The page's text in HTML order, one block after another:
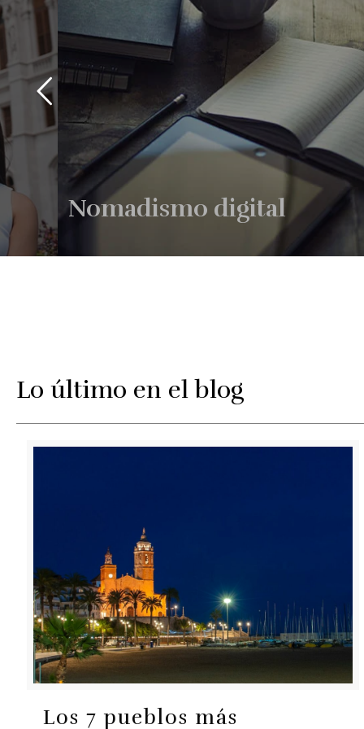
Nomadismo digital
Lo último en el blog
Los 7 pueblos más